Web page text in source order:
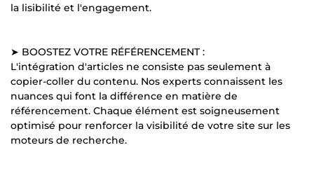
la lisibilité et l'engagement.
➤ BOOSTEZ VOTRE RÉFÉRENCEMENT :
L'intégration d'articles ne consiste pas seulement à
copier-coller du contenu. Nos experts connaissent les
nuances qui font la différence en matière de
référencement. Chaque élément est soigneusement
optimisé pour renforcer la visibilité de votre site sur les
moteurs de recherche.